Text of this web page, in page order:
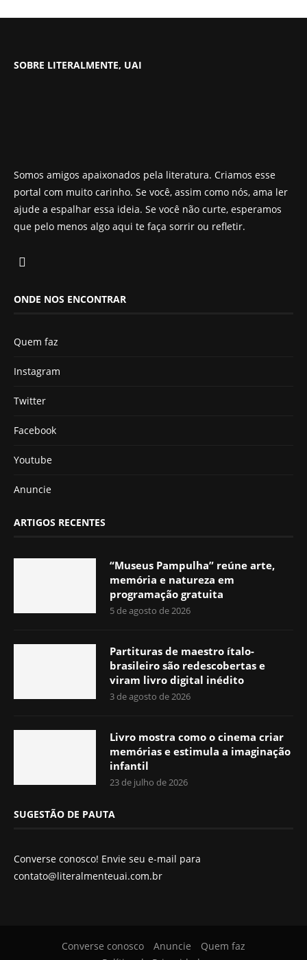
SOBRE LITERALMENTE, UAI
Somos amigos apaixonados pela literatura. Criamos esse
portal com muito carinho. Se você, assim como nós, ama ler
ajude a espalhar essa ideia. Se você não curte, esperamos
que pelo menos algo aqui te faça sorrir ou refletir.
ONDE NOS ENCONTRAR
Quem faz
Instagram
Twitter
Facebook
Youtube
Anuncie
ARTIGOS RECENTES
“Museus Pampulha” reúne arte,
memória e natureza em
programação gratuita
5 de agosto de 2026
Partituras de maestro ítalo-
brasileiro são redescobertas e
viram livro digital inédito
3 de agosto de 2026
Livro mostra como o cinema criar
memórias e estimula a imaginação
infantil
23 de julho de 2026
SUGESTÃO DE PAUTA
Converse conosco! Envie seu e-mail para
contato@literalmenteuai.com.br
Converse conosco Anuncie
Quem faz